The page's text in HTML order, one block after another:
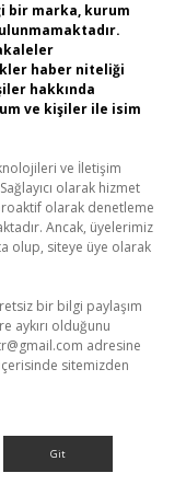
bir marka, kurum
haber niteliği
hakkında
ve kişiler ile isim
ve İletişim
olarak hizmet
olarak denetleme
Ancak, üyelerimiz
olup, siteye üye olarak
bir bilgi paylaşım
aykırı olduğunu
adresine
sitemizden